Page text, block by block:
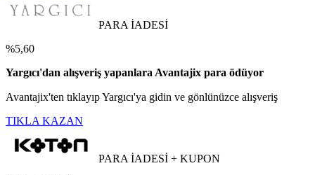
PARA İADESİ
%5,60
Yargıcı'dan alışveriş yapanlara Avantajix para ödüyor
Avantajix'ten tıklayıp Yargıcı'ya gidin ve gönlünüzce alışveriş
TIKLA KAZAN
PARA İADESİ + KUPON